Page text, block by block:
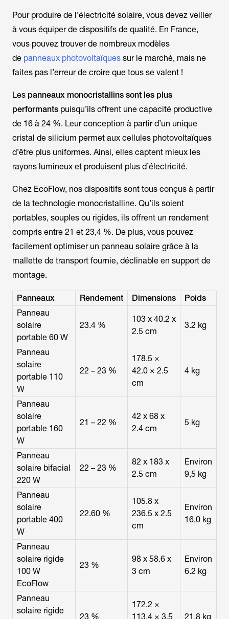
Pour produire de l’électricité solaire, vous devez veiller
à vous équiper de dispositifs de qualité. En France,
vous pouvez trouver de nombreux modèles
de panneaux photovoltaïques sur le marché, mais ne
faites pas l’erreur de croire que tous se valent !
Les panneaux monocristallins sont les plus
performants puisqu’ils offrent une capacité productive
de 16 à 24 %. Leur conception à partir d’un unique
cristal de silicium permet aux cellules photovoltaïques
d’être plus uniformes. Ainsi, elles captent mieux les
rayons lumineux et produisent plus d’électricité.
Chez EcoFlow, nos dispositifs sont tous conçus à partir
de la technologie monocristalline. Qu’ils soient
portables, souples ou rigides, ils offrent un rendement
compris entre 21 et 23,4 %. De plus, vous pouvez
facilement optimiser un panneau solaire grâce à la
mallette de transport fournie, déclinable en support de
montage.
Panneaux Rendement Dimensions
Poids
Panneau
solaire
portable 60 W
23.4 %
103 x 40.2 x
2.5 cm
3.2 kg
Panneau
solaire
portable 110
W
22 – 23 %
178.5 ×
42.0 × 2.5
cm
4 kg
Panneau
solaire
portable 160
W
21 – 22 %
42 x 68 x
2.4 cm
5 kg
Panneau
solaire bifacial
220 W
22 – 23 %
82 x 183 x
2.5 cm
Environ
9,5 kg
Panneau
solaire
portable 400
W
22.60 %
105.8 x
236.5 x 2.5
cm
Environ
16,0 kg
Panneau
solaire rigide
100 W
EcoFlow
23 %
98 x 58.6 x
3 cm
Environ
6.2 kg
Panneau
solaire rigide
23 %
172.2 ×
113.4 × 3.5
21.8 kg